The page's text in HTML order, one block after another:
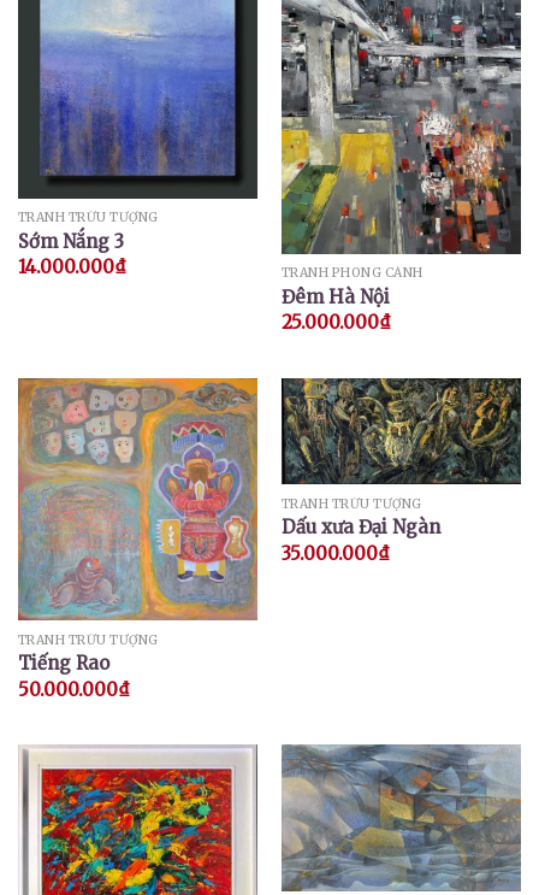
TRANH TRỪU TƯỢNG
Sớm Nắng 3
14.000.000₫ TRANH PHONG CẢNH
Đêm Hà Nội
25.000.000₫
TRANH TRỪU TƯỢNG
Tiếng Rao
50.000.000₫
TRANH TRỪU TƯỢNG
Dấu xưa Đại Ngàn
35.000.000₫